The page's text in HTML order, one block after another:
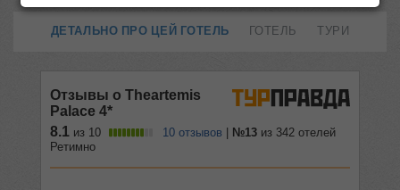
ДЕТАЛЬНО ПРО ЦЕЙ ГОТЕЛЬ ГОТЕЛЬ ТУРИ